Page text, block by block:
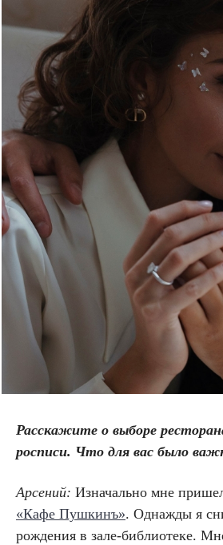
Расскажите о выборе
росписи. Что для вас было
Арсений: Изначально мне
«Кафе Пушкинъ». Однажды я
рождения в зале-библиотеке.